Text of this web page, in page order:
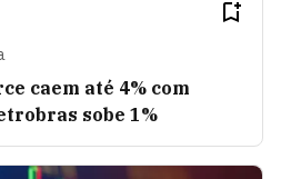
caem até 4% com
sobe 1%